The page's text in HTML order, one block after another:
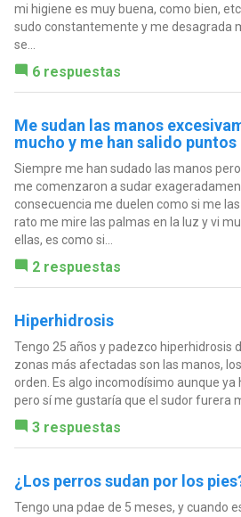
mi higiene es muy buena, como bien,
sudo constantemente y me desagrada
se...
6 respuestas
Me sudan las manos
mucho y me han salido
Siempre me han sudado las manos
me comenzaron a sudar
consecuencia me duelen como si me
rato me mire las palmas en la luz y vi
ellas, es como si...
2 respuestas
Hiperhidrosis
Tengo 25 años y padezco hiperhidrosis
zonas más afectadas son las manos,
orden. Es algo incomodísimo aunque ya
pero sí me gustaría que el sudor furera
3 respuestas
¿Los perros sudan por los
Tengo una pdae de 5 meses, y cuando